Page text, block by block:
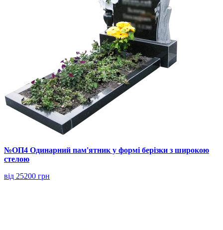
№ОП4 Одинарний пам'ятник у формі берізки з широкою
стелою
від 25200 грн